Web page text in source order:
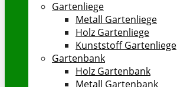
Gartenliege
Metall Gartenliege
Holz Gartenliege
Kunststoff Gartenliege
Gartenbank
Holz Gartenbank
Metall Gartenbank